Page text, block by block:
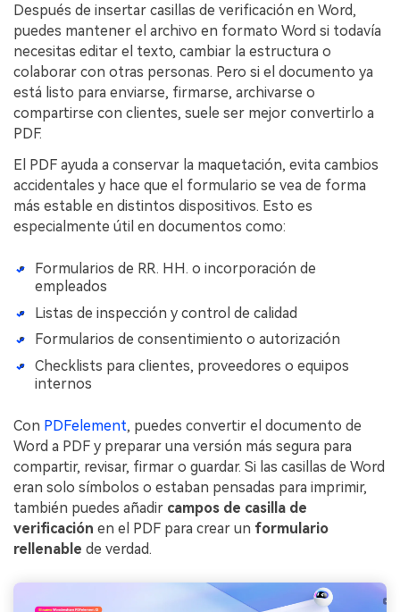
Después de insertar casillas de verificación en Word,
puedes mantener el archivo en formato Word si todavía
necesitas editar el texto, cambiar la estructura o
colaborar con otras personas. Pero si el documento ya
está listo para enviarse, firmarse, archivarse o
compartirse con clientes, suele ser mejor convertirlo a
PDF.
El PDF ayuda a conservar la maquetación, evita cambios
accidentales y hace que el formulario se vea de forma
más estable en distintos dispositivos. Esto es
especialmente útil en documentos como:
Formularios de RR. HH. o incorporación de
empleados
Listas de inspección y control de calidad
Formularios de consentimiento o autorización
Checklists para clientes, proveedores o equipos
internos
Con PDFelement, puedes convertir el documento de
Word a PDF y preparar una versión más segura para
compartir, revisar, firmar o guardar. Si las casillas de Word
eran solo símbolos o estaban pensadas para imprimir,
también puedes añadir campos de casilla de
verificación en el PDF para crear un formulario
rellenable de verdad.